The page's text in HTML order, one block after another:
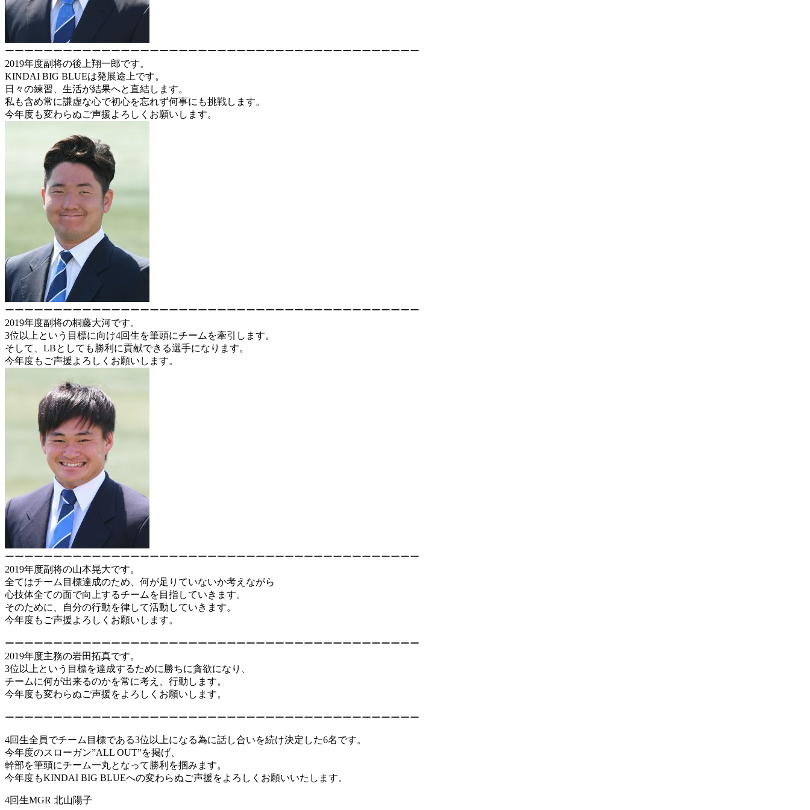
ーーーーーーーーーーーーーーーーーーーーーーーーーーーーーーーーーーーーーーーーーーー
2019年度副将の後上翔一郎です。
KINDAI BIG BLUEは発展途上です。
日々の練習、生活が結果へと直結します。
私も含め常に謙虚な心で初心を忘れず何事にも挑戦します。
今年度も変わらぬご声援よろしくお願いします。
ーーーーーーーーーーーーーーーーーーーーーーーーーーーーーーーーーーーーーーーーーーー
2019年度副将の桐藤大河です。
3位以上という目標に向け4回生を筆頭にチームを牽引します。
そして、LBとしても勝利に貢献できる選手になります。
今年度もご声援よろしくお願いします。
ーーーーーーーーーーーーーーーーーーーーーーーーーーーーーーーーーーーーーーーーーーー
2019年度副将の山本晃大です。
全てはチーム目標達成のため、何が足りていないか考えながら
心技体全ての面で向上するチームを目指していきます。
そのために、自分の行動を律して活動していきます。
今年度もご声援よろしくお願いします。
ーーーーーーーーーーーーーーーーーーーーーーーーーーーーーーーーーーーーーーーーーーー
2019年度主務の岩田拓真です。
3位以上という目標を達成するために勝ちに貪欲になり、
チームに何が出来るのかを常に考え、行動します。
今年度も変わらぬご声援をよろしくお願いします。
ーーーーーーーーーーーーーーーーーーーーーーーーーーーーーーーーーーーーーーーーーーー
4回生全員でチーム目標である3位以上になる為に話し合いを続け決定した6名です。
今年度のスローガン”ALL OUT”を掲げ、
幹部を筆頭にチーム一丸となって勝利を掴みます。
今年度もKINDAI BIG BLUEへの変わらぬご声援をよろしくお願いいたします。
4回生MGR 北山陽子